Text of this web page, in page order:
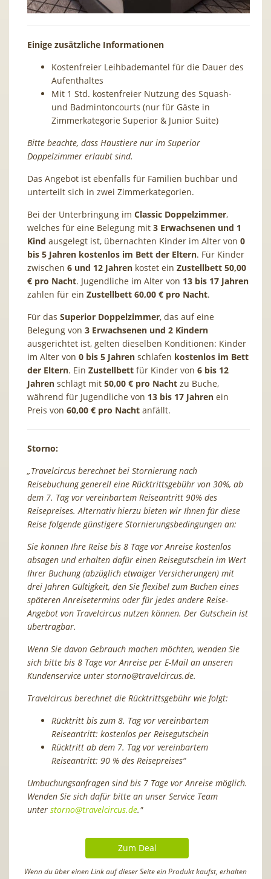
Einige zusätzliche Informationen
Kostenfreier Leihbademantel für die Dauer des
Aufenthaltes
Mit 1 Std. kostenfreier Nutzung des Squash-
und Badmintoncourts (nur für Gäste in
Zimmerkategorie Superior & Junior Suite)
Bitte beachte, dass Haustiere nur im Superior
Doppelzimmer erlaubt sind.
Das Angebot ist ebenfalls für Familien buchbar und
unterteilt sich in zwei Zimmerkategorien.
Bei der Unterbringung im Classic Doppelzimmer,
welches für eine Belegung mit 3 Erwachsenen und 1
Kind ausgelegt ist, übernachten Kinder im Alter von 0
bis 5 Jahren kostenlos im Bett der Eltern. Für Kinder
zwischen 6 und 12 Jahren kostet ein Zustellbett 50,00
€ pro Nacht. Jugendliche im Alter von 13 bis 17 Jahren
zahlen für ein Zustellbett 60,00 € pro Nacht.
Für das Superior Doppelzimmer, das auf eine
Belegung von 3 Erwachsenen und 2 Kindern
ausgerichtet ist, gelten dieselben Konditionen: Kinder
im Alter von 0 bis 5 Jahren schlafen kostenlos im Bett
der Eltern. Ein Zustellbett für Kinder von 6 bis 12
Jahren schlägt mit 50,00 € pro Nacht zu Buche,
während für Jugendliche von 13 bis 17 Jahren ein
Preis von 60,00 € pro Nacht anfällt.
Storno:
„Travelcircus berechnet bei Stornierung nach
Reisebuchung generell eine Rücktrittsgebühr von 30%, ab
dem 7. Tag vor vereinbartem Reiseantritt 90% des
Reisepreises. Alternativ hierzu bieten wir Ihnen für diese
Reise folgende günstigere Stornierungsbedingungen an:
Sie können Ihre Reise bis 8 Tage vor Anreise kostenlos
absagen und erhalten dafür einen Reisegutschein im Wert
Ihrer Buchung (abzüglich etwaiger Versicherungen) mit
drei Jahren Gültigkeit, den Sie flexibel zum Buchen eines
späteren Anreisetermins oder für jedes andere Reise-
Angebot von Travelcircus nutzen können. Der Gutschein ist
übertragbar.
Wenn Sie davon Gebrauch machen möchten, wenden Sie
sich bitte bis 8 Tage vor Anreise per E-Mail an unseren
Kundenservice unter storno@travelcircus.de.
Travelcircus berechnet die Rücktrittsgebühr wie folgt:
Rücktritt bis zum 8. Tag vor vereinbartem
Reiseantritt: kostenlos per Reisegutschein
Rücktritt ab dem 7. Tag vor vereinbartem
Reiseantritt: 90 % des Reisepreises“
Umbuchungsanfragen sind bis 7 Tage vor Anreise möglich.
Wenden Sie sich dafür bitte an unser Service Team
unter storno@travelcircus.de."
Zum Deal
Wenn du über einen Link auf dieser Seite ein Produkt kaufst, erhalten